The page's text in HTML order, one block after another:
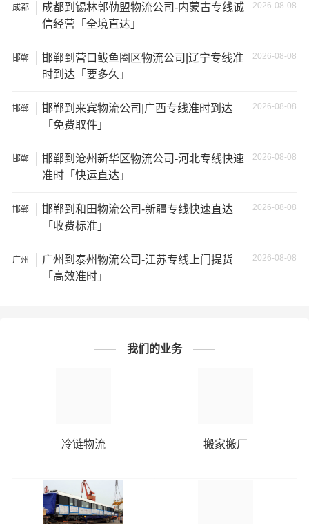
★ 由于货运运输比较特殊，请您托运之前仔细清点您所托
通知公司客服以便安排仓库存放。
们的服务提出意见或建议，我们会认真对待并及时把处理
的需求做出不懈的努力，您的满意就是我们前进的动力!
标签：
# 黄石专线
# 物流专线
# 物流公司
成都 2026-08-08
成都到锡林郭勒盟物流公司-内蒙古专线诚
信经营「全境直达」
邯郸 2026-08-08
邯郸到营口鲅鱼圈区物流公司|辽宁专线准
时到达「要多久」
邯郸 2026-08-08
邯郸到来宾物流公司|广西专线准时到达
「免费取件」
邯郸 2026-08-08
邯郸到沧州新华区物流公司-河北专线快速
准时「快运直达」
邯郸 2026-08-08
邯郸到和田物流公司-新疆专线快速直达
「收费标准」
广州 2026-08-08
广州到泰州物流公司-江苏专线上门提货
「高效准时」
我们的业务
冷链物流 搬家搬厂